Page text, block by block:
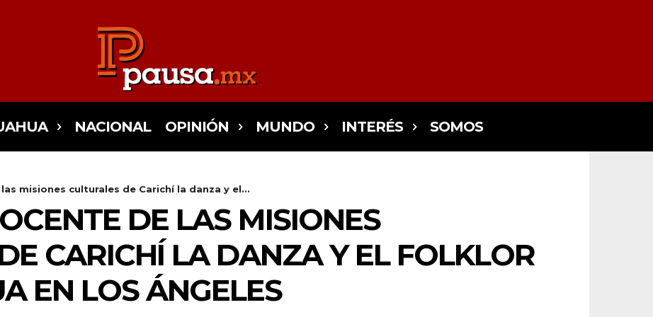
NACIONAL OPINIÓN MUNDO INTERÉS SOMOS
misiones culturales de Carichí la danza y el...
DE LAS MISIONES
CARICHÍ LA DANZA Y EL FOLKLOR
EN LOS ÁNGELES